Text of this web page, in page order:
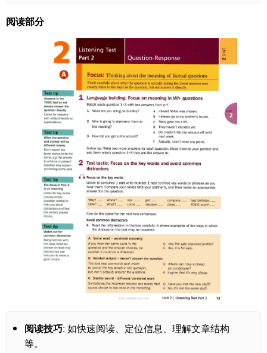
阅读部分
阅读技巧: 如快速阅读、定位信息、理解文章结构
等。